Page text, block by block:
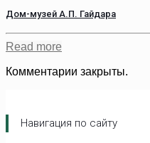
Дом-музей А.П. Гайдара
Read more
Комментарии закрыты.
Навигация по сайту